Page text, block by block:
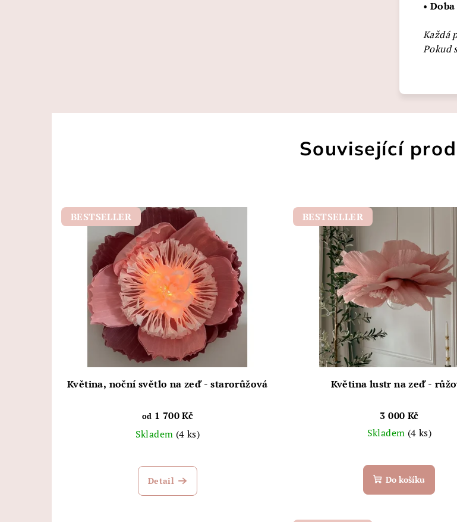
•
Každá
Pokud
Související
BESTSELLER
Květina, noční světlo na zeď - starorůžová
od 1 700 Kč
Skladem (4 ks)
Detail
BESTSELLER
Květina lustr na zeď -
3 000 Kč
Skladem (4 ks)
Do košíku